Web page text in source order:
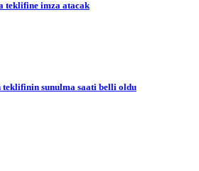
teklifine imza atacak
teklifinin sunulma saati belli oldu